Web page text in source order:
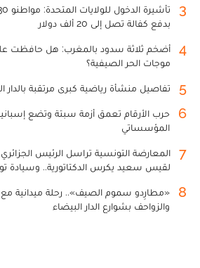
3
بدفع كفالة تصل إلى 20 ألف دولار
4
أضخم ثلاثة سدود بالمغرب: هل حافظت
موجات الحر الصيفية؟
5 تفاصيل منشأة رياضية كبرى مرتقبة بالدار
6
حرب الأرقام تعمق أزمة سبتة وتضع
المؤسساتي
7
المعارضة التونسية تراسل الرئيس
لقيس سعيد يكرس الدكتاتورية.. وسيادة
8
«مطارِدو سموم الصيف».. رحلة ميدانية
والزواحف بشوارع الدار البيضاء